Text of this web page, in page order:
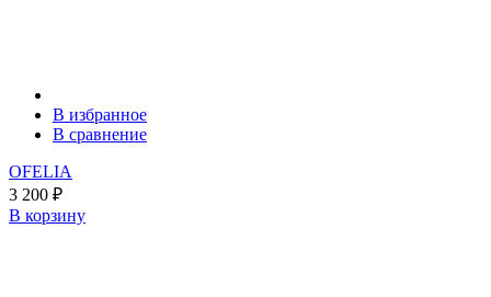
В избранное
В сравнение
OFELIA
3 200 ₽
В корзину